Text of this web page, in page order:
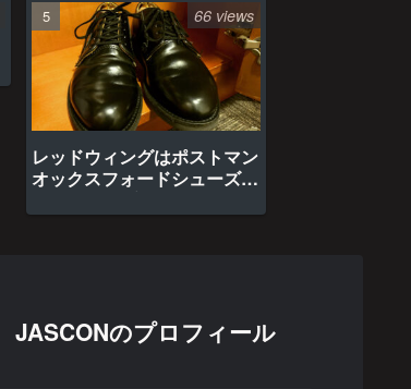
レッドウィングはポストマン
オックスフォードシューズ約
1年間の経年変化
66 views
JASCONのプロフィール